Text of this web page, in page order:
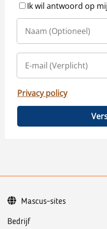
Ik wil antwoord op
Privacy policy
Bedrijf
Mascus-sites